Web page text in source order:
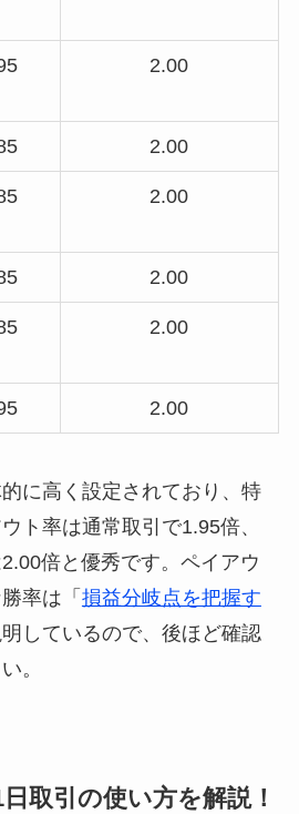
2.00
2.00
2.00
2.00
2.00
2.00
に高く設定されており、特
ト率は通常取引で1.95倍、
倍と優秀です。ペイアウ
率は「 損益分岐点を把握す
しているので、後ほど確認
。
取引の使い方を解説！